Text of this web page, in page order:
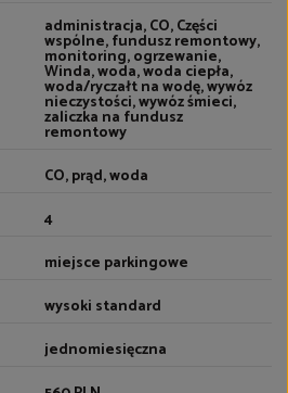
administracja, CO, Części
wspólne, fundusz remontowy,
monitoring, ogrzewanie,
Winda, woda, woda ciepła,
woda/ryczałt na wodę, wywóz
nieczystości, wywóz śmieci,
zaliczka na fundusz
remontowy
CO, prąd, woda
4
miejsce parkingowe
wysoki standard
jednomiesięczna